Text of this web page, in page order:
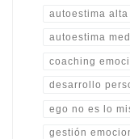
autoestima alta
autoestima
coaching
desarrollo
ego no es lo
gestión